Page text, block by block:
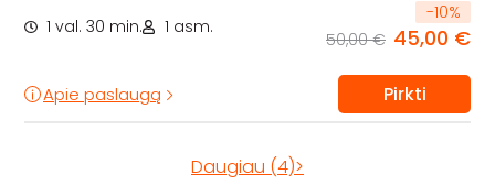
1 val. 30 min.
1 asm.
-10%
50,00 € 45,00 €
Apie paslaugą Pirkti
Daugiau (4)>